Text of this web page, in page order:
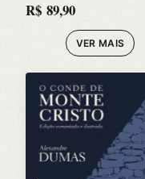
R$ 89,90
VER MAIS